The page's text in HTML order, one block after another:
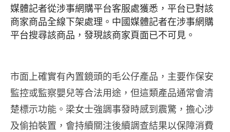
媒體記者從涉事網購平台客服處獲悉， 平台已對該
商家商品全線下架處理。中國媒體記者在涉事網購
平台搜尋該商品， 發現該商家頁面已不可見。
市面上確實有內置鏡頭的毛公仔產品，主要作保安
監控或監察嬰兒等合法用途，但這類產品通常會清
楚標示功能。梁女士強調事發時感到震驚，擔心涉
及偷拍裝置，會持續關注後續調查結果以保障消費